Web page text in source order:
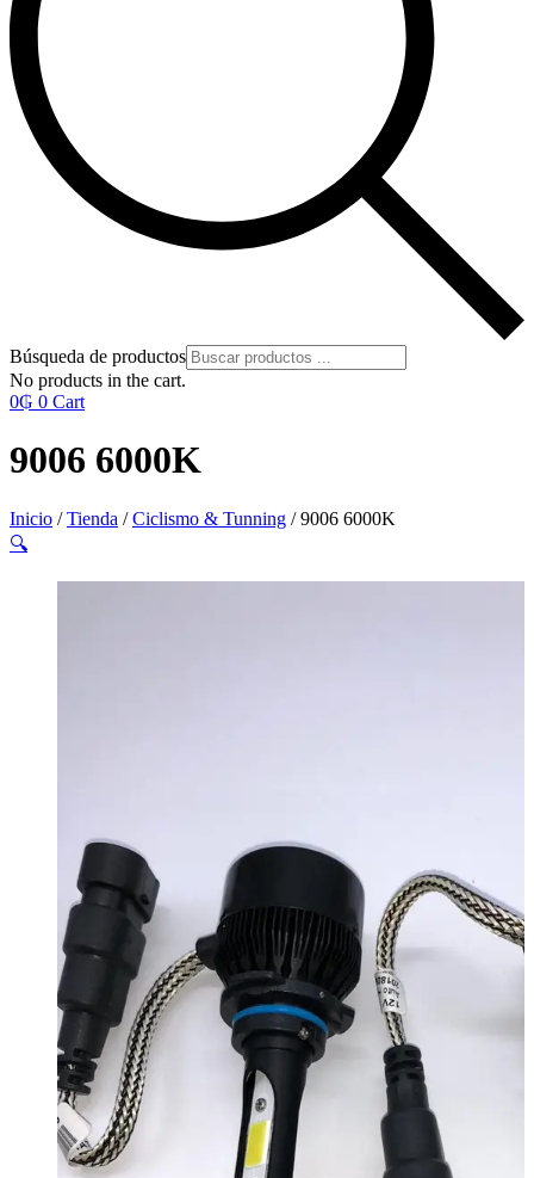
Búsqueda de productos
No products in the cart.
0₲ 0 Cart
9006 6000K
Inicio /Tienda /Ciclismo & Tunning / 9006 6000K
🔍